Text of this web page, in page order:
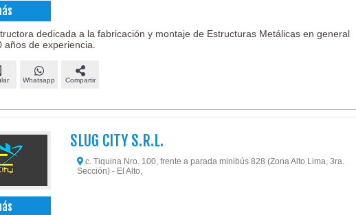
dedicada a la fabricación y montaje de Estructuras Metálicas en general
años de experiencia.
Whatsapp Compartir
SLUG CITY S.R.L.
c. Tiquina Nro. 100, frente a parada minibús 828 (Zona Alto Lima, 3ra.
Sección) - El Alto,